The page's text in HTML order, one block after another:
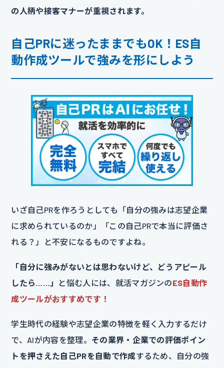
の人柄や接客マナーが重視されます。
自己PRに迷ったままでもOK！ES自
動作成ツールで強みを形にしよう
いざ自己PRを作ろうとしても「自分の強みは志望企業
に求められているのか」「この自己PRで本当に評価さ
れる？」と不安になるものですよね。
「自分に強みがないとは思わないけど、どうアピール
したら……」
と悩む人には、就活マガジンのES自動作
成ツールがおすすめです！
学生時代の経験や志望企業の特徴を軽く入力するだけ
で、AIが内容を整理。 その業界・企業での評価ポイン
トを押さえた自己PRを自動で作成するため、自分の強